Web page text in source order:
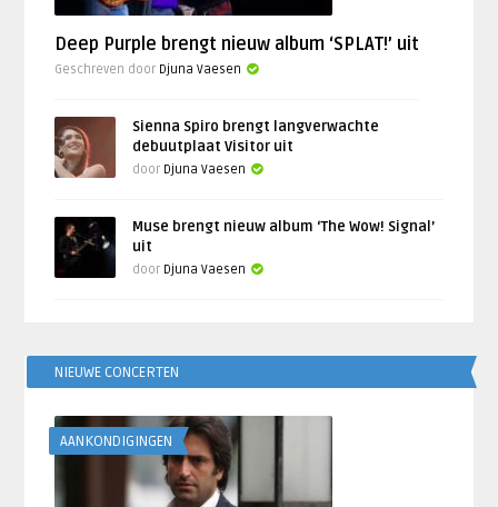
Deep Purple brengt nieuw album ‘SPLAT!’ uit
Geschreven door Djuna Vaesen
Sienna Spiro brengt langverwachte
debuutplaat Visitor uit
door Djuna Vaesen
Muse brengt nieuw album ‘The Wow! Signal’
uit
door Djuna Vaesen
NIEUWE CONCERTEN
AANKONDIGINGEN